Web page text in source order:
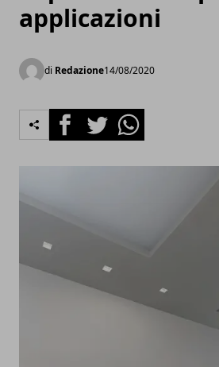
applicazioni
di Redazione14/08/2020
FacebookTwitterWhatsapp